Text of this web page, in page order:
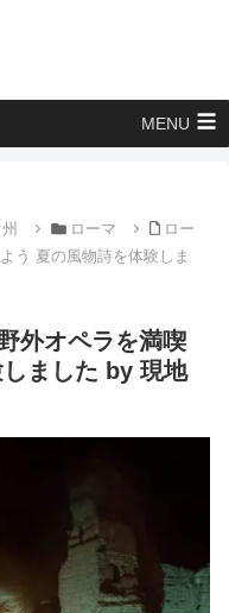
MENU
ローマ
ロー
う 夏の風物詩を体験しま
外オペラを満喫
ました by 現地